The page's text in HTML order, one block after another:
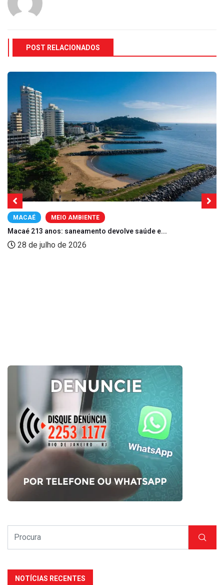
POST RELACIONADOS
MACAÉ MEIO AMBIENTE
Macaé 213 anos: saneamento devolve saúde e...
28 de julho de 2026
NOTÍCIAS RECENTES